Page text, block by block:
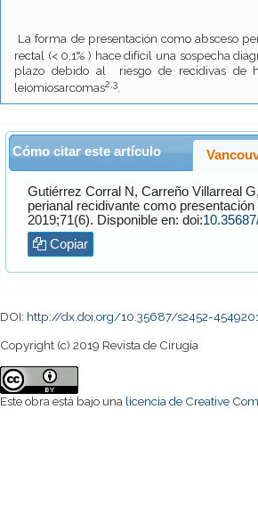
La forma de presentación como absceso
rectal (< 0,1% ) hace difícil una sospecha
plazo debido al riesgo de recidivas de
leiomiosarcomas2,3.
Cómo citar este artículo
Gutiérrez Corral N, Carreño Villarreal G,
perianal recidivante como
2019;71(6). Disponible en: doi:
Copiar
DOI: http://dx.doi.org/10.35687/s2452-
Copyright (c) 2019 Revista de Cirugía
Este obra está bajo una licencia de Creative